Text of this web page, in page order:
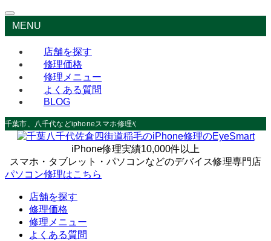
MENU
店舗を探す
修理価格
修理メニュー
よくある質問
BLOG
千葉市、八千代などiphoneスマホ修理やデータ救出なら
iPhone修理実績10,000件以上
スマホ・タブレット・パソコンなどのデバイス修理専門店
パソコン修理はこちら
店舗を探す
修理価格
修理メニュー
よくある質問